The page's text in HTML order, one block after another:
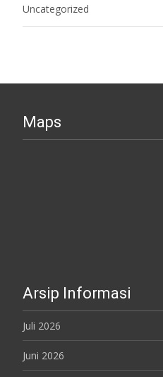
Uncategorized
Maps
Arsip Informasi
Juli 2026
Juni 2026